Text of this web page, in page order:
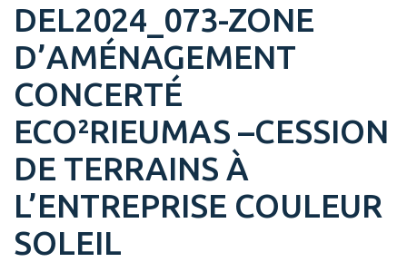
DEL2024_073-ZONE
D’AMÉNAGEMENT
CONCERTÉ
ECO²RIEUMAS –CESSION
DE TERRAINS À
L’ENTREPRISE COULEUR
SOLEIL